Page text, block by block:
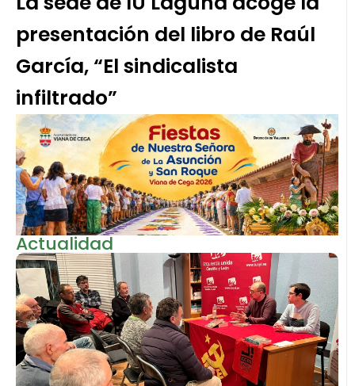
presentación del libro de Raúl
García, “El sindicalista
infiltrado”
Actualidad